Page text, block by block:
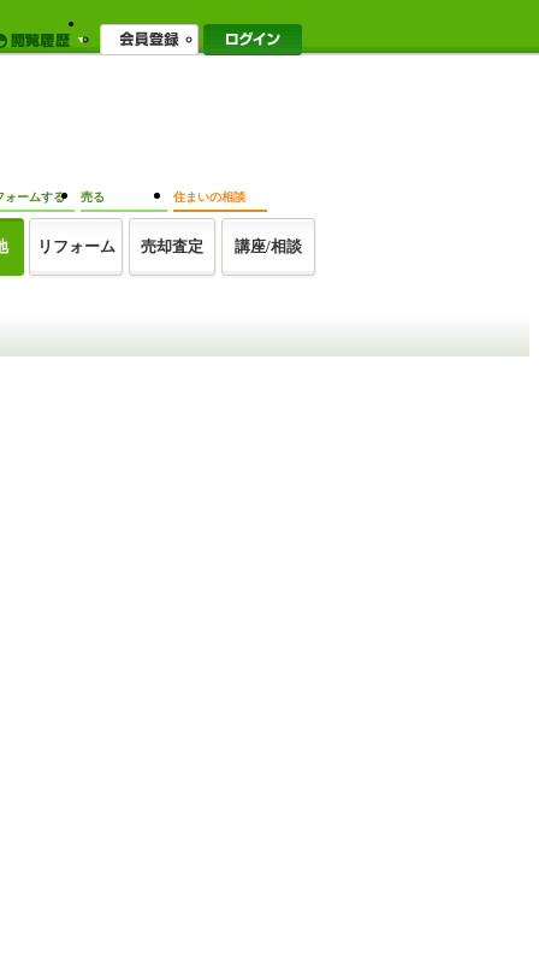
ォームする
リフォーム
売る
売却査定
住まいの相談
講座/相談